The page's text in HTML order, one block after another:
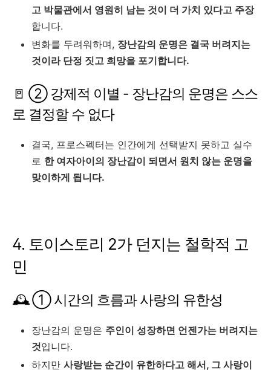
고 박물관에서 영원히 남는 것이 더 가치 있다고 주장
합니다.
변화를 두려워하며, 장난감의 운명은 결국 버려지는
것이라 단정 짓고 희망을 포기합니다.
🚪 ② 강제적 이별 - 장난감의 운명은 스스
로 결정할 수 없다
결국, 프로스펙터는 인간에게 선택받지 못하고 실수
로 한 여자아이의 장난감이 되면서 원치 않는 운명을
맞이하게 됩니다.
4. 토이스토리 2가 던지는 철학적 고
민
🕰️ ① 시간의 흐름과 사랑의 유한성
장난감의 운명은 주인이 성장하면 언젠가는 버려지는
것입니다.
하지만 사랑받는 순간이 유한하다고 해서, 그 사랑이